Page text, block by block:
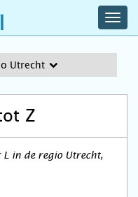
Utrecht
Z
L in de regio Utrecht,